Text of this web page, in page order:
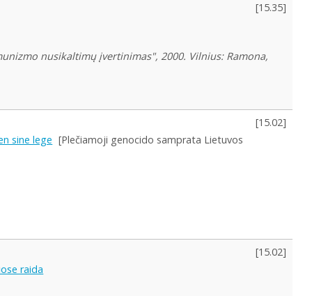
[15.35]
nusikaltimų įvertinimas", 2000. Vilnius: Ramona,
[15.02]
sine lege [Plečiamoji genocido samprata Lietuvos
[15.02]
raida